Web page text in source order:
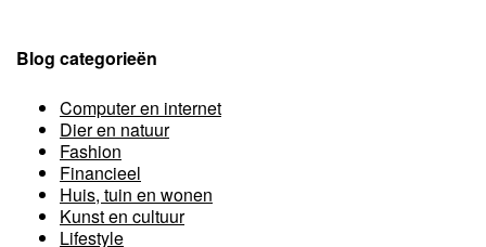
Blog categorieën
Computer en internet
Dier en natuur
Fashion
Financieel
Huis, tuin en wonen
Kunst en cultuur
Lifestyle